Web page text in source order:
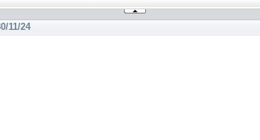
11/24